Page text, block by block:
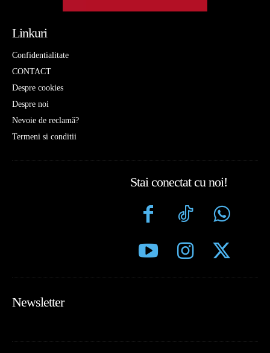
Linkuri
Confidentialitate
CONTACT
Despre cookies
Despre noi
Nevoie de reclamă?
Termeni si conditii
Stai conectat cu noi!
Newsletter